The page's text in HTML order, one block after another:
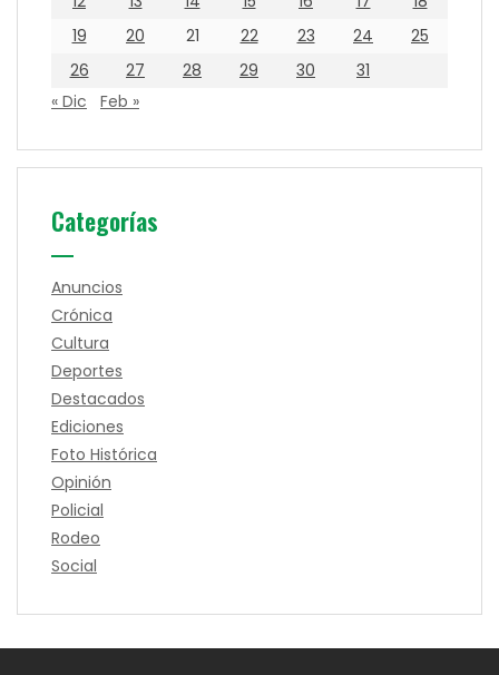
19
20 21 22 23 24
25
26
27 28 29 30
31
« Dic
Feb »
Categorías
Anuncios
Crónica
Cultura
Deportes
Destacados
Ediciones
Foto Histórica
Opinión
Policial
Rodeo
Social